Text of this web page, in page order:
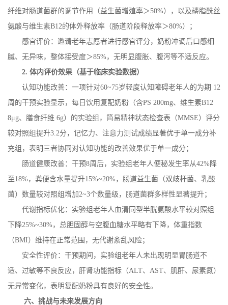
纤维对肠道菌群的调节作用（益生菌增殖率＞50%），以及磷脂酰丝
氨酸与维生素B12的体外释放率（肠道阶段释放率＞80%）；
感官评价：邀请老年志愿者进行感官评分，奶粉冲调后口感细
腻、无异味，整体接受度＞85%，无明显腹胀、腹泻等不适反应。
2.体内评价效果（基于临床实验数据）
认知功能改善：一项针对60~75岁轻度认知障碍老年人的为期 12
周的干预实验显示，每日饮用复配奶粉（含PS 200mg、维生素B12
8μg、膳食纤维 6g）的实验组，简易精神状态检查表（MMSE）评分
较对照组提升3.2分，记忆力、注意力测试成绩显著优于单一成分补
充组，表明三者协同对认知功能的改善效果优于单一成分；
肠道健康改善：干预8周后，实验组老年人便秘发生率从42%降
至18%，粪便含水量提升15%~20%，肠道益生菌（双歧杆菌、乳酸
菌）数量较对照组增加2~3个数量级，肠道菌群多样性显著提升；
代谢指标优化：实验组老年人血清同型半胱氨酸水平较对照组
下降25%~30%，总胆固醇与空腹血糖水平略有下降，体重指数
（BMI）维持在正常范围，无代谢紊乱风险；
安全性评价：干预期间，实验组老年人未出现明显胃肠道不
适、过敏等不良反应，肝肾功能指标（ALT、 AST、肌酐、尿素氮）
无异常变化，表明复配奶粉具有良好的安全性。
六、挑战与未来发展方向